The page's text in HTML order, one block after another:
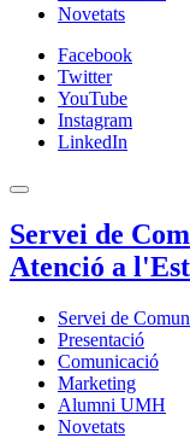
Novetats
Facebook
Twitter
YouTube
Instagram
LinkedIn
Servei de
Atenció a
Servei de
Presentació
Comunicació
Marketing
Alumni UMH
Novetats